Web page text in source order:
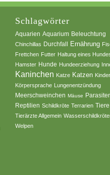
Schlagwörter
Aquarien Aquarium Beleuchtung
Chinchillas Durchfall Ernährung
Frettchen Futter Haltung eines
Hamster Hunde Hundeerziehung
Kaninchen Katze Katzen
Körpersprache Lungenentzündung
Meerschweinchen Mäuse
Reptilien Schildkröte Terrarien Tiere
Tierärzte Allgemein
Welpen